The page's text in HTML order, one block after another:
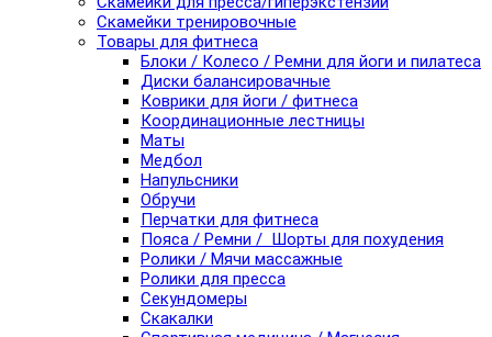
Скамейки тренировочные
Товары для фитнеса
Блоки / Колесо / Ремни для йоги и пилатеса
Диски балансировачные
Коврики для йоги / фитнеса
Координационные лестницы
Маты
Медбол
Напульсники
Обручи
Перчатки для фитнеса
Пояса / Ремни / Шорты для похудения
Ролики / Мячи массажные
Ролики для пресса
Секундомеры
Скакалки